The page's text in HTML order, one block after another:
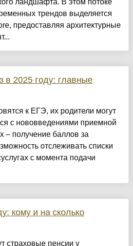
ландшафта. В этом потоке
трендов выделяется
предоставляя архитектурные
в 2025 году: главные
к ЕГЭ, их родители могут
с нововведениями приемной
– получение баллов за
отслеживать списки
с момента подачи
кому и на сколько
страховые пенсии у